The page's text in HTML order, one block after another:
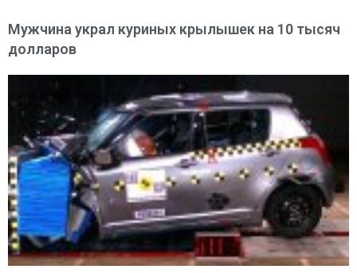
Мужчина украл куриных крылышек на 10 тысяч
долларов